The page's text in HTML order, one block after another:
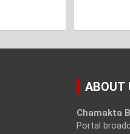
ABOUT
Chamakta
Portal